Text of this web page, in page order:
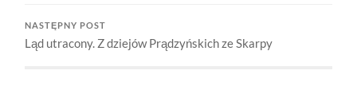
NASTĘPNY POST
Ląd utracony. Z dziejów Prądzyńskich ze Skarpy